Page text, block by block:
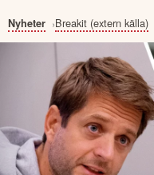
Nyheter Breakit (extern källa)